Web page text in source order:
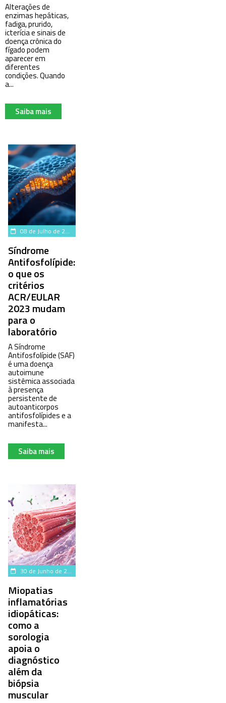
Alterações de
enzimas hepáticas,
fadiga, prurido,
icterícia e sinais de
doença crônica do
fígado podem
aparecer em
diferentes
condições. Quando
a...
Saiba mais
08 de Julho de 2026
Síndrome
Antifosfolípide:
o que os
critérios
ACR/EULAR
2023 mudam
para o
laboratório
A Síndrome
Antifosfolípide (SAF)
é uma doença
autoimune
sistêmica associada
à presença
persistente de
autoanticorpos
antifosfolípides e a
manifesta...
Saiba mais
30 de Junho de 2026
Miopatias
inflamatórias
idiopáticas:
como a
sorologia
apoia o
diagnóstico
além da
biópsia
muscular